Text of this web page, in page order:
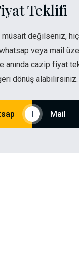
Teklifi
müsait değilseniz,
veya mail
anında cazip fiyat
dönüş alabilirsiniz.
Mail